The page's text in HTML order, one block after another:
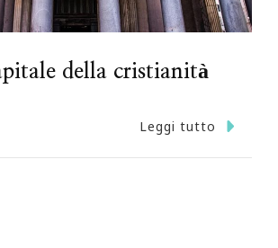
della cristianità
Leggi tutto